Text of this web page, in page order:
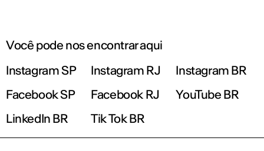
Você pode nos encontrar aqui
Instagram SP
Instagram RJ
Instagram BR
Facebook SP
Facebook RJ
YouTube BR
LinkedIn BR
Tik Tok BR